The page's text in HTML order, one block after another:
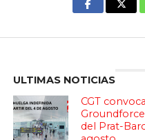
ULTIMAS NOTICIAS
CGT
del Prat-